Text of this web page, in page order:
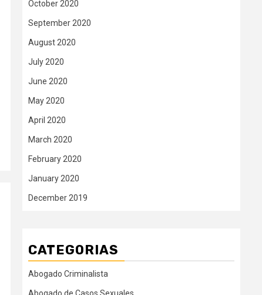
October 2020
September 2020
August 2020
July 2020
June 2020
May 2020
April 2020
March 2020
February 2020
January 2020
December 2019
CATEGORIAS
Abogado Criminalista